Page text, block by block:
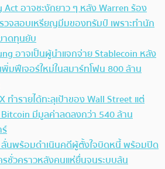
Act อาจชะงักยาว ๆ หลัง Warren ร้อง
วจสอบเหรียญมีมของทรัมป์ เพราะทำนัก
ดทุนยับ
อาจเป็นผู้นำแจกจ่าย Stablecoin หลัง
พิ่มฟีเจอร์ใหม่ในสมาร์ทโฟน 800 ล้าน
ทำรายได้ทะลุเป้าของ Wall Street แต่
มีมูลค่าลดลงกว่า 540 ล้าน
ลั่นพร้อมดำเนินคดีผู้ตั้งใจบิดหนี้ พร้อมปิด
ชั่วคราวหลังคนแห่ยื่นจนระบบล้น